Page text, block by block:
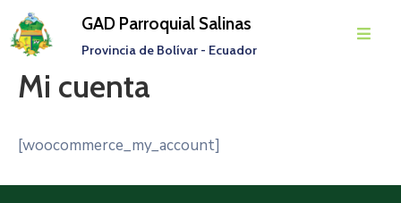
GAD Parroquial Salinas
Provincia de Bolívar - Ecuador
Inicio
Parroquial
Mi cuenta
[woocommerce_my_account]